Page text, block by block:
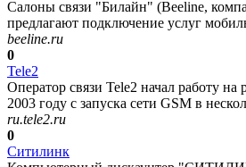
Салоны связи "Билайн" (Beeline,
предлагают подключение услуг
beeline.ru
0
Tele2
Оператор связи Tele2 начал работу на
2003 году с запуска сети GSM в
ru.tele2.ru
0
Ситилинк